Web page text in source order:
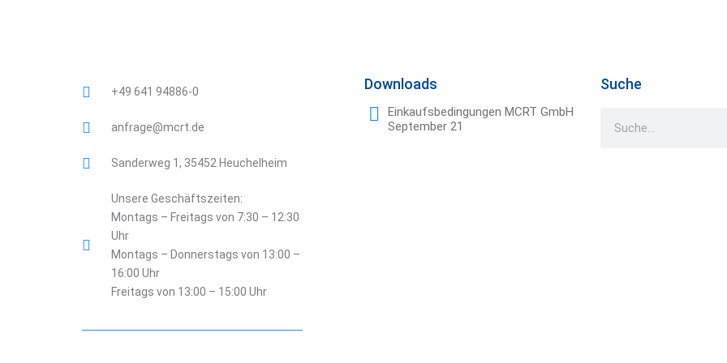
+49 641 94886-0
anfrage@mcrt.de
Sanderweg 1, 35452 Heuchelheim
Unsere Geschäftszeiten:
Montags – Freitags von 7:30 – 12:30
Uhr
Montags – Donnerstags von 13:00 –
16:00 Uhr
Freitags von 13:00 – 15:00 Uhr
Downloads
Einkaufsbedingungen MCRT GmbH
September 21
Suche